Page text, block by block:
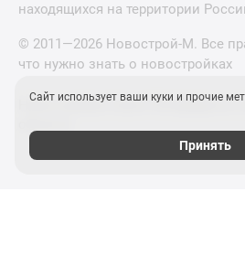
находящихся на территории
© 2011—2026 Новострой-М. Все
что нужно знать о новостройках
Новостройки Санкт-Петербурга и
Сайт использует ваши куки и прочие
Принять